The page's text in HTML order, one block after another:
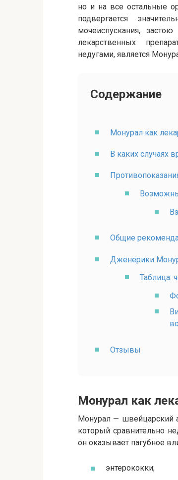
но и на все остальные
подвергается
мочеиспускания,
лекарственных
недугами, является
Содержание
Монурал как
В каких случаях
Общие
Дженерики
Таблица:
Отзывы
Монурал как
Монурал — швейцарский
который сравнительно
он оказывает пагубное
энтерококки;